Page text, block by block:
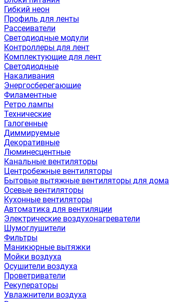
Гибкий неон
Профиль для ленты
Рассеиватели
Светодиодные модули
Контроллеры для лент
Комплектующие для лент
Светодиодные
Накаливания
Энергосберегающие
Филаментные
Ретро лампы
Технические
Галогенные
Диммируемые
Декоративные
Люминесцентные
Канальные вентиляторы
Центробежные вентиляторы
Бытовые вытяжные вентиляторы для дома
Осевые вентиляторы
Кухонные вентиляторы
Автоматика для вентиляции
Электрические воздухонагреватели
Шумоглушители
Фильтры
Маникюрные вытяжки
Мойки воздуха
Осушители воздуха
Проветриватели
Рекуператоры
Увлажнители воздуха